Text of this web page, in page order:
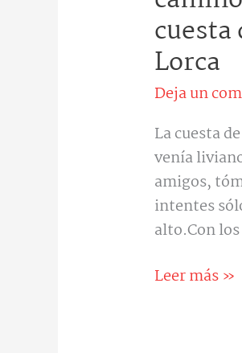
cuesta
Lorca
Deja un
La cuesta
venía
amigos,
intentes
alto.Con
que
Dios
pone
en
nuestro
camino:
una
lectura
espiritual
de
cuesta
Leer más »